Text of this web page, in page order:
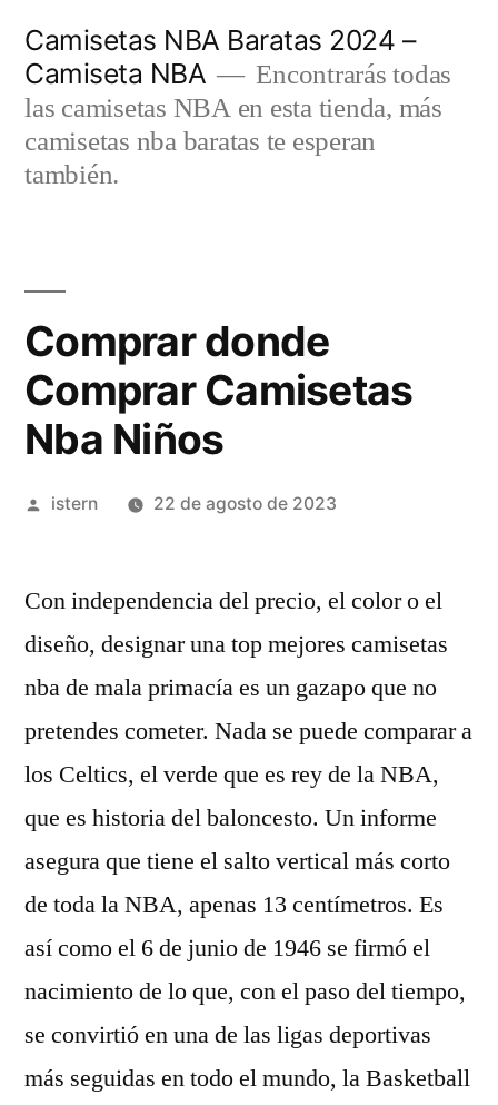
contenido
Camisetas NBA Baratas 2024 –
Camiseta NBA
Encontrarás todas
las camisetas NBA en esta tienda, más
camisetas nba baratas te esperan
también.
Comprar donde
Comprar Camisetas
Nba Niños
Publicado
istern 22 de agosto de 2023
Con independencia del precio, el color o el
diseño, designar una top mejores camisetas
nba de mala primacía es un gazapo que no
pretendes cometer. Nada se puede comparar a
los Celtics, el verde que es rey de la NBA,
que es historia del baloncesto. Un informe
asegura que tiene el salto vertical más corto
de toda la NBA, apenas 13 centímetros. Es
así como el 6 de junio de 1946 se firmó el
nacimiento de lo que, con el paso del tiempo,
se convirtió en una de las ligas deportivas
más seguidas en todo el mundo, la Basketball